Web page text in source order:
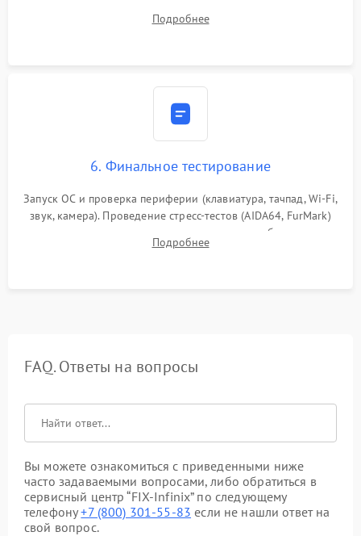
шлейфов, модулей памяти и накопителей. Предварительная
Подробнее
6. Финальное тестирование
Запуск ОС и проверка периферии (клавиатура, тачпад, Wi-Fi,
звук, камера). Проведение стресс-тестов (AIDA64, FurMark)
для контроля температурного режима и стабильности
системы под пиковой нагрузкой.
Подробнее
FAQ. Ответы на вопросы
Вы можете ознакомиться с приведенными ниже
часто задаваемыми вопросами, либо обратиться в
сервисный центр “FIX-Infinix” по следующему
телефону+7 (800) 301-55-83 если не нашли ответ на
свой вопрос.